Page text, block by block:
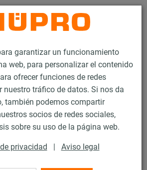
garantizar un funcionamiento
web, para personalizar el contenido
ofrecer funciones de redes
nuestro tráfico de datos. Si nos da
también podemos compartir
socios de redes sociales,
sobre su uso de la página web.
privacidad | Aviso legal
de soportación
Abrazaderas
de vidrio